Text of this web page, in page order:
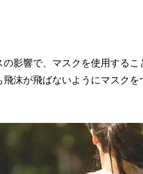
影響で、マスクを使用するこ
飛沫が飛ばないようにマスク